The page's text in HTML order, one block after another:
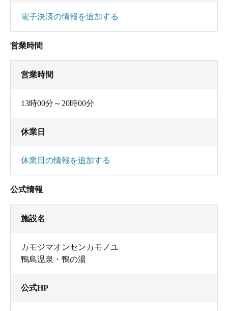
電子決済の情報を追加する
営業時間
営業時間
13時00分～20時00分
休業日
休業日の情報を追加する
公式情報
施設名
カモジマオンセンカモノユ
鴨島温泉・鴨の湯
公式HP